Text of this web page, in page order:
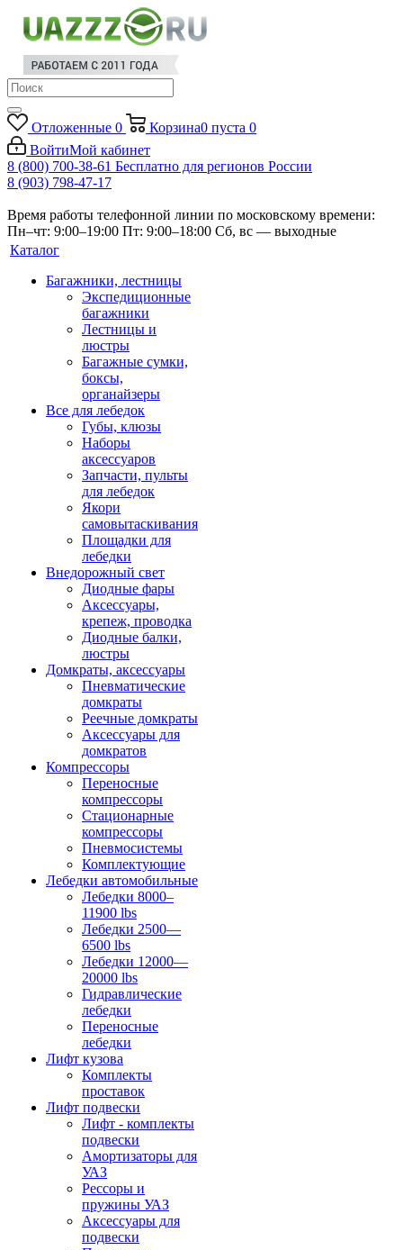
Отложенные 0 Корзина0 пуста 0
ВойтиМой кабинет
8 (800) 700-38-61 Бесплатно для регионов России
8 (903) 798-47-17
Время работы телефонной линии по московскому времени:
Пн–чт: 9:00–19:00 Пт: 9:00–18:00 Сб, вс — выходные
Каталог
Багажники, лестницы
Экспедиционные
багажники
Лестницы и
люстры
Багажные сумки,
боксы,
органайзеры
Все для лебедок
Губы, клюзы
Наборы
аксессуаров
Запчасти, пульты
для лебедок
Якори
самовытаскивания
Площадки для
лебедки
Внедорожный свет
Диодные фары
Аксессуары,
крепеж, проводка
Диодные балки,
люстры
Домкраты, аксессуары
Пневматические
домкраты
Реечные домкраты
Аксессуары для
домкратов
Компрессоры
Переносные
компрессоры
Стационарные
компрессоры
Пневмосистемы
Комплектующие
Лебедки автомобильные
Лебедки 8000–
11900 lbs
Лебедки 2500—
6500 lbs
Лебедки 12000—
20000 lbs
Гидравлические
лебедки
Переносные
лебедки
Лифт кузова
Комплекты
проставок
Лифт подвески
Лифт - комплекты
подвески
Амортизаторы для
УАЗ
Рессоры и
пружины УАЗ
Аксессуары для
подвески